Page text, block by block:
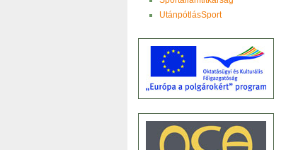
UtánpótlásSport